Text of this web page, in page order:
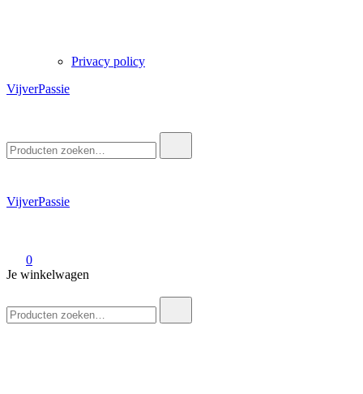
Privacy policy
VijverPassie
naar:
VijverPassie
0
Je winkelwagen
naar: